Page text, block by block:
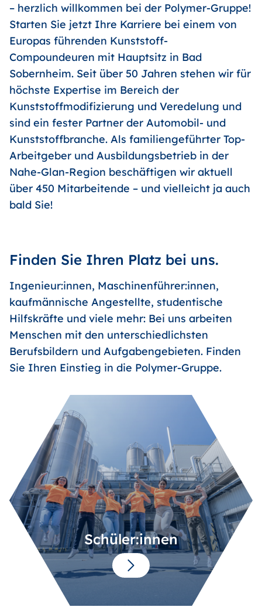
– herzlich willkommen bei der Polymer-Gruppe!
Starten Sie jetzt Ihre Karriere bei einem von
Europas führenden Kunststoff-
Compoundeuren mit Hauptsitz in Bad
Sobernheim. Seit über 50 Jahren stehen wir für
höchste Expertise im Bereich der
Kunststoffmodifizierung und Veredelung und
sind ein fester Partner der Automobil- und
Kunststoffbranche. Als familiengeführter Top-
Arbeitgeber und Ausbildungsbetrieb in der
Nahe-Glan-Region beschäftigen wir aktuell
über 450 Mitarbeitende – und vielleicht ja auch
bald Sie!
Finden Sie Ihren Platz bei uns.
Ingenieur:innen, Maschinenführer:innen,
kaufmännische Angestellte, studentische
Hilfskräfte und viele mehr: Bei uns arbeiten
Menschen mit den unterschiedlichsten
Berufsbildern und Aufgabengebieten. Finden
Sie Ihren Einstieg in die Polymer-Gruppe.
Schüler:innen